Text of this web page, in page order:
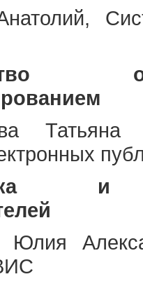
Татьяна
и
Юлия